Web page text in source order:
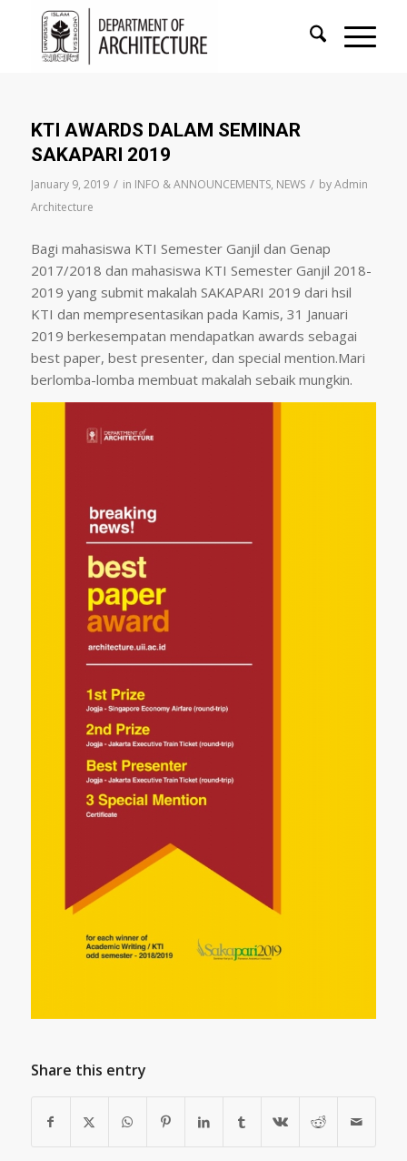
KTI AWARDS DALAM SEMINAR
SAKAPARI 2019
January 9, 2019 / in INFO & ANNOUNCEMENTS, NEWS / byAdmin
Architecture
Bagi mahasiswa KTI Semester Ganjil dan Genap
2017/2018 dan mahasiswa KTI Semester Ganjil 2018-
2019 yang submit makalah SAKAPARI 2019 dari hsil
KTI dan mempresentasikan pada Kamis, 31 Januari
2019 berkesempatan mendapatkan awards sebagai
best paper, best presenter, dan special mention.Mari
berlomba-lomba membuat makalah sebaik mungkin.
Share this entry